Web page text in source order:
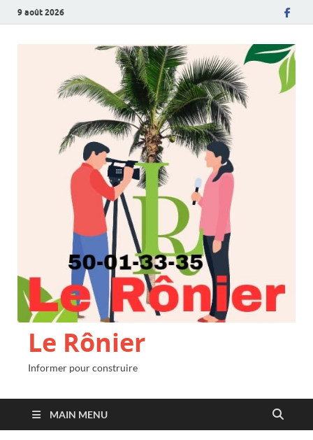
9 août 2026
Le Rônier
Informer pour construire
MAIN MENU